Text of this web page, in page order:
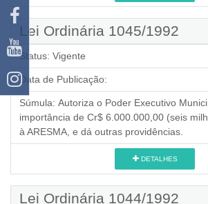
Lei Ordinária 1045/1992
Status: Vigente
Data de Publicação:
Súmula: Autoriza o Poder Executivo
importância de Cr$ 6.000.000,00 (seis
à ARESMA, e dá outras providências.
DETALHES
Lei Ordinária 1044/1992